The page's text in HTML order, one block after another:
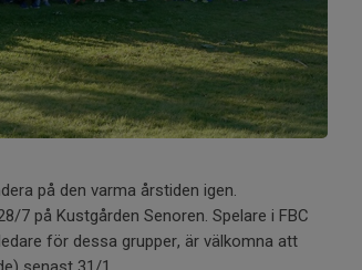
på den varma årstiden igen.
7 på Kustgården Senoren. Spelare i FBC
för dessa grupper, är välkomna att